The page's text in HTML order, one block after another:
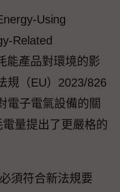
Using
Related
能產品對環境的影
規（EU）2023/826
電子電氣設備的關
量提出了更嚴格的
須符合新法規要